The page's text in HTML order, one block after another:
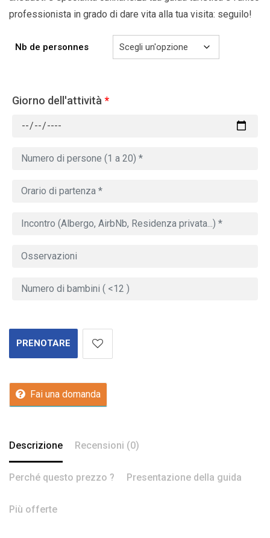
professionista in grado di dare vita alla tua visita: seguilo!
Nb de personnes
Giorno dell'attività *
PRENOTARE
Fai una domanda
Descrizione Recensioni (0)
Perché questo prezzo ? Presentazione della guida
Più offerte